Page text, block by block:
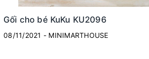
Gối cho bé KuKu KU2096
08/11/2021 - MINIMARTHOUSE